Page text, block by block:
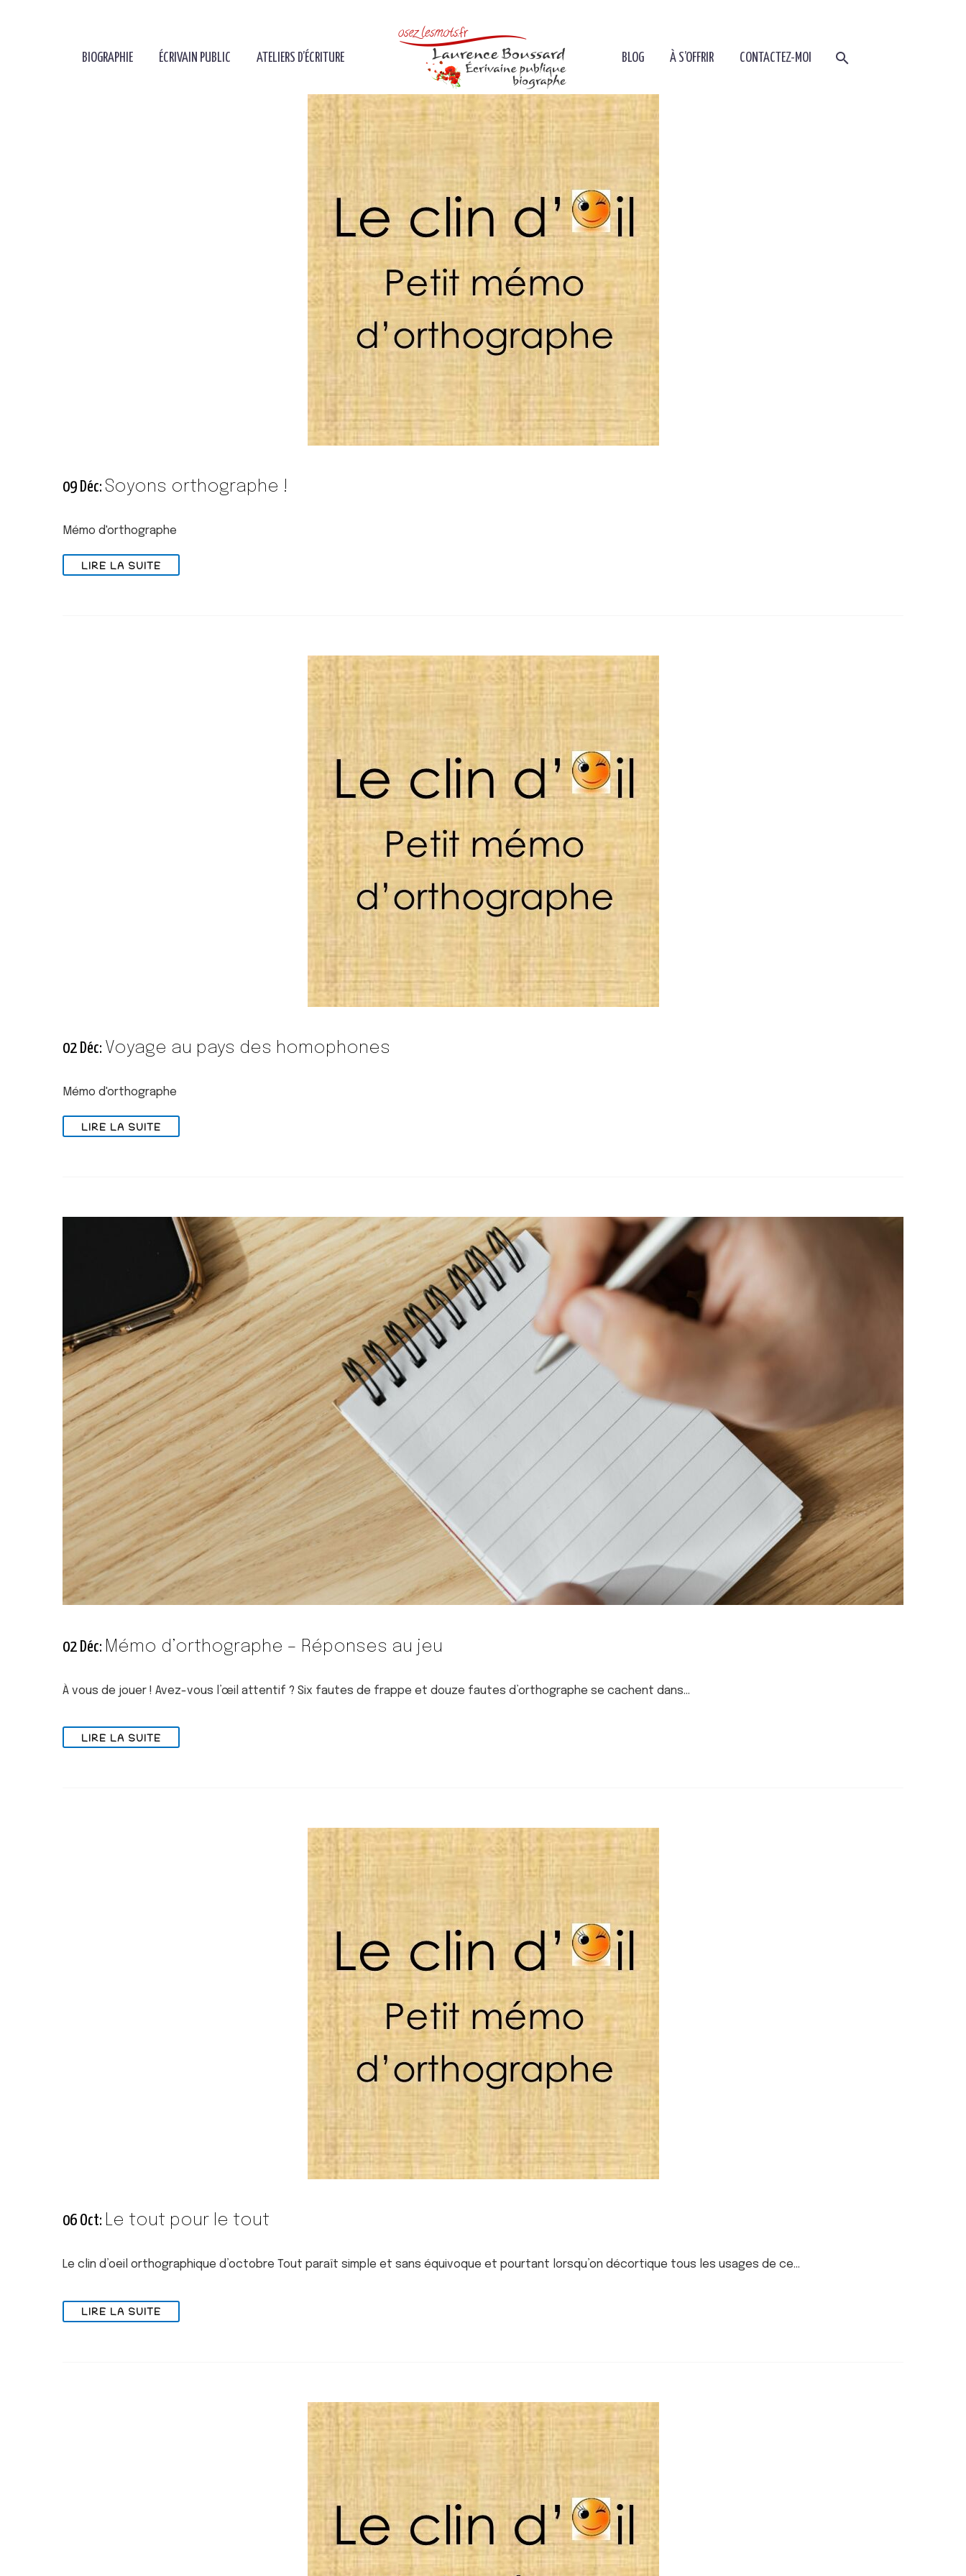
BIOGRAPHIE ÉCRIVAIN PUBLIC ATELIERS D’ÉCRITURE BLOG À S’OFFRIR CONTACTEZ-MOI
09 Déc: Soyons orthographe !
Mémo d'orthographe
LIRE LA SUITE
02 Déc: Voyage au pays des homophones
Mémo d'orthographe
LIRE LA SUITE
02 Déc: Mémo d’orthographe – Réponses au jeu
À vous de jouer ! Avez-vous l’œil attentif ? Six fautes de frappe et douze fautes d’orthographe se cachent dans…
LIRE LA SUITE
06 Oct: Le tout pour le tout
Le clin d’oeil orthographique d’octobre Tout paraît simple et sans équivoque et pourtant lorsqu’on décortique tous les usages de ce…
LIRE LA SUITE